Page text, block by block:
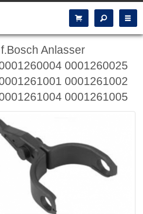
f.Bosch Anlasser
0001260025
0001261002
0001261005